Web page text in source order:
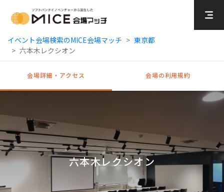
イベント会場検索のMICE会場マッチ
東京都
六本木レクシオン
会場詳細・アクセス 会場の利用規約
六本木レクシオン